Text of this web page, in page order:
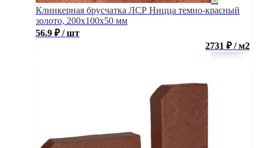
Клинкерная брусчатка ЛСР Ницца темно-красный
золото, 200x100x50 мм
56.9 ₽ / шт
2731 ₽ / м2